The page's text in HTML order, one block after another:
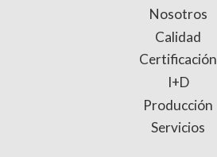
Nosotros
Calidad
Certificación
I+D
Producción
Servicios